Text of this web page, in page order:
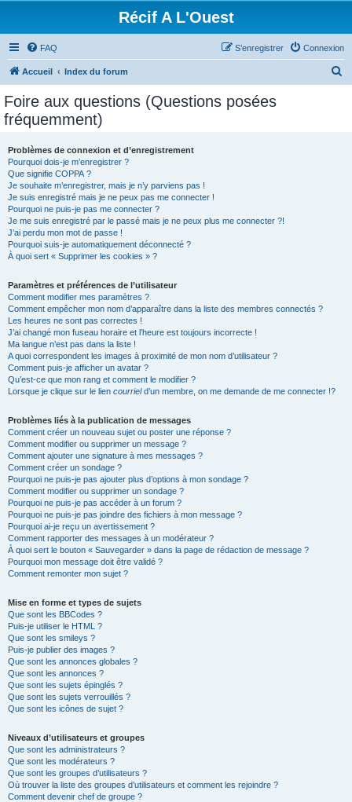
Récif A L'Ouest
FAQ Connexion
S’enregistrer
Accueil Index du forum
Foire aux questions (Questions posées
fréquemment)
Problèmes de connexion et d’enregistrement
Pourquoi dois-je m’enregistrer ?
Que signifie COPPA ?
Je souhaite m’enregistrer, mais je n’y parviens pas !
Je suis enregistré mais je ne peux pas me connecter !
Pourquoi ne puis-je pas me connecter ?
Je me suis enregistré par le passé mais je ne peux plus me connecter ?!
J’ai perdu mon mot de passe !
Pourquoi suis-je automatiquement déconnecté ?
À quoi sert « Supprimer les cookies » ?
Paramètres et préférences de l’utilisateur
Comment modifier mes paramètres ?
Comment empêcher mon nom d’apparaître dans la liste des membres connectés ?
Les heures ne sont pas correctes !
J’ai changé mon fuseau horaire et l’heure est toujours incorrecte !
Ma langue n’est pas dans la liste !
A quoi correspondent les images à proximité de mon nom d’utilisateur ?
Comment puis-je afficher un avatar ?
Qu’est-ce que mon rang et comment le modifier ?
Lorsque je clique sur le lien courrield’un membre, on me demande de me connecter !?
Problèmes liés à la publication de messages
Comment créer un nouveau sujet ou poster une réponse ?
Comment modifier ou supprimer un message ?
Comment ajouter une signature à mes messages ?
Comment créer un sondage ?
Pourquoi ne puis-je pas ajouter plus d’options à mon sondage ?
Comment modifier ou supprimer un sondage ?
Pourquoi ne puis-je pas accéder à un forum ?
Pourquoi ne puis-je pas joindre des fichiers à mon message ?
Pourquoi ai-je reçu un avertissement ?
Comment rapporter des messages à un modérateur ?
À quoi sert le bouton « Sauvegarder » dans la page de rédaction de message ?
Pourquoi mon message doit être validé ?
Comment remonter mon sujet ?
Mise en forme et types de sujets
Que sont les BBCodes ?
Puis-je utiliser le HTML ?
Que sont les smileys ?
Puis-je publier des images ?
Que sont les annonces globales ?
Que sont les annonces ?
Que sont les sujets épinglés ?
Que sont les sujets verrouillés ?
Que sont les icônes de sujet ?
Niveaux d’utilisateurs et groupes
Que sont les administrateurs ?
Que sont les modérateurs ?
Que sont les groupes d’utilisateurs ?
Où trouver la liste des groupes d’utilisateurs et comment les rejoindre ?
Comment devenir chef de groupe ?